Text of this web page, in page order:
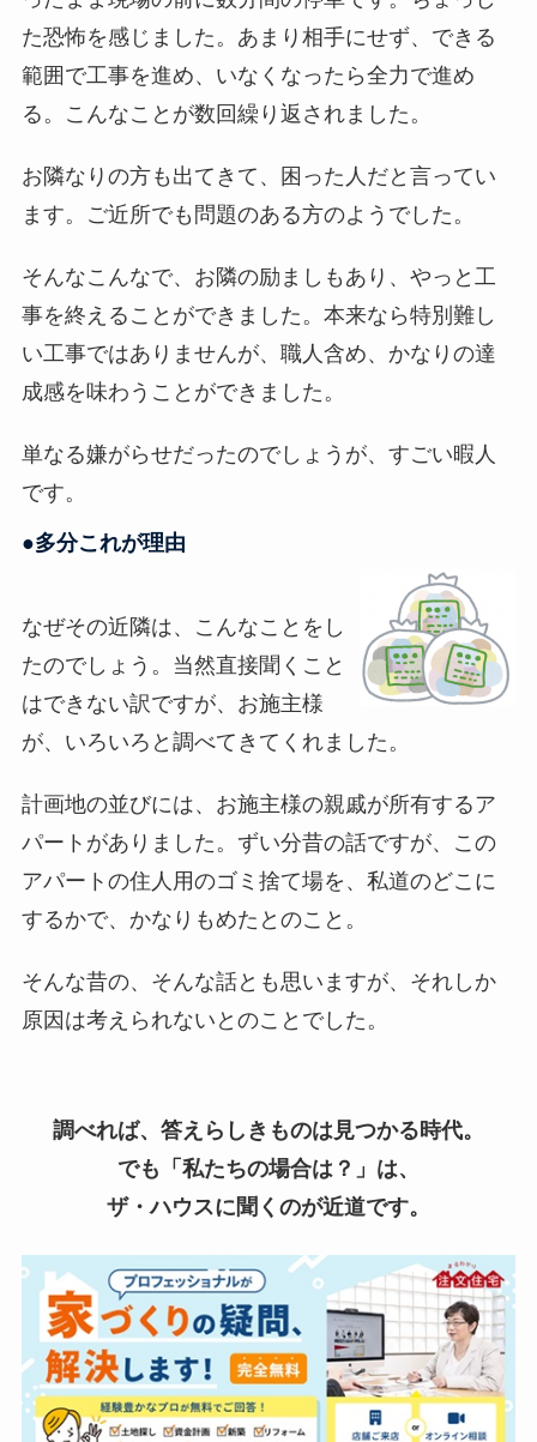
た恐怖を感じました。あまり相手にせず、できる
範囲で工事を進め、いなくなったら全力で進め
る。こんなことが数回繰り返されました。
お隣なりの方も出てきて、困った人だと言ってい
ます。ご近所でも問題のある方のようでした。
そんなこんなで、お隣の励ましもあり、やっと工
事を終えることができました。本来なら特別難し
い工事ではありませんが、職人含め、かなりの達
成感を味わうことができました。
単なる嫌がらせだったのでしょうが、すごい暇人
です。
●多分これが理由
なぜその近隣は、こんなことをし
たのでしょう。当然直接聞くこと
はできない訳ですが、お施主様
が、いろいろと調べてきてくれました。
計画地の並びには、お施主様の親戚が所有するア
パートがありました。ずい分昔の話ですが、この
アパートの住人用のゴミ捨て場を、私道のどこに
するかで、かなりもめたとのこと。
そんな昔の、そんな話とも思いますが、それしか
原因は考えられないとのことでした。
調べれば、答えらしきものは見つかる時代。
でも「私たちの場合は？」は、
ザ・ハウスに聞くのが近道です。